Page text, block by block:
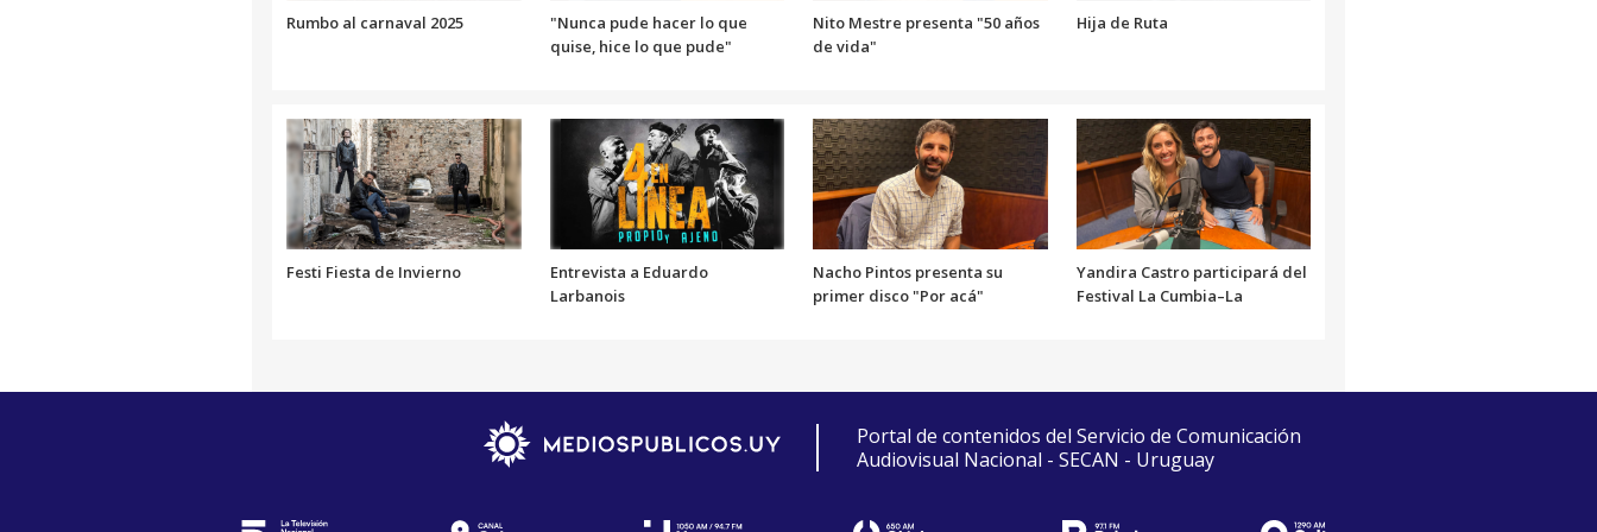
Rumbo al carnaval 2025
"Nunca pude hacer lo que
quise, hice lo que pude"
Nito Mestre presenta "50 años
de vida"
Hija de Ruta
Festi Fiesta de Invierno
Entrevista a Eduardo
Larbanois
Nacho Pintos presenta su
primer disco "Por acá"
Yandira Castro participará del
Festival La Cumbia–La
Portal de contenidos del Servicio de Comunicación
Audiovisual Nacional - SECAN - Uruguay